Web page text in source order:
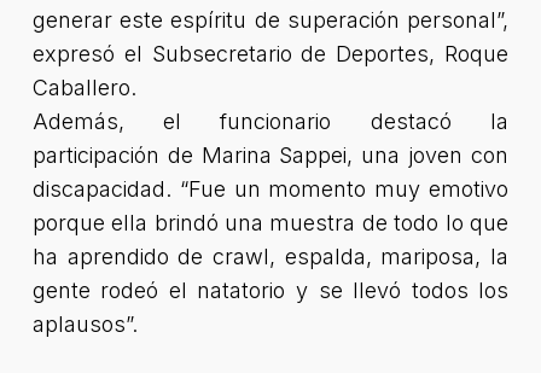
generar este espíritu de superación personal”,
expresó el Subsecretario de Deportes, Roque
Caballero.
Además, el funcionario destacó la
participación de Marina Sappei, una joven con
discapacidad. “Fue un momento muy emotivo
porque ella brindó una muestra de todo lo que
ha aprendido de crawl, espalda, mariposa, la
gente rodeó el natatorio y se llevó todos los
aplausos”.